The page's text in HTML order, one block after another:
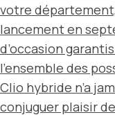
votre
lancement en
d’occasion
l’ensemble des
Clio hybride n’a
conjuguer plaisir